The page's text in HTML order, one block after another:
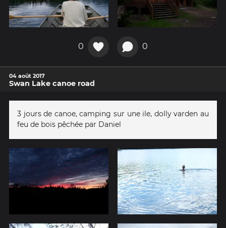
0 0
04 août 2017
Swan Lake canoe road
3 jours de canoe, camping sur une ile, dolly varden au
feu de bois pêchée par Daniel